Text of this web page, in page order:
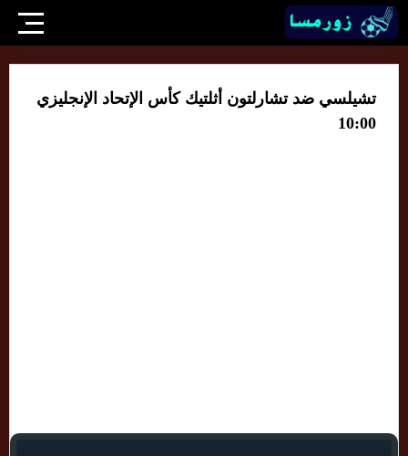
تشيلسي ضد تشارلتون أثلتيك كأس الإتحاد الإنجليزي
10:00